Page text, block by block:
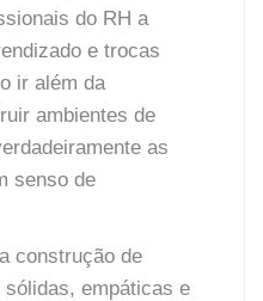
do RH a
e trocas
ir além da
ambientes de
as
senso de
construção de
empáticas e